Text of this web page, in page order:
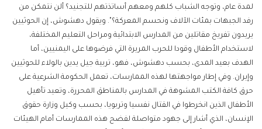
لمدة عام، وتوجه الشباب كلهم ومعهم أساتذتهم للتجنيد؟ ألن نتمكن من
رفد الجبهات بمئات الآلاف ونحسم المعركة؟". ويقول دهشوش، إن الحوثيين
يريدون تفريخ مقاتلين من المدارس الابتدائية ومراحل التعليم المختلفة،
لاستخدام الأطفال وقودا للحرب المريرة التي فرضوها على اليمنيين، أما
الهدف بعيد المدى، بحسب دهشوش، فهو، تربية جيل يدين بالولاء للحوثيين
وإيران. وفي إطار مواجهتها لهذه الممارسات، تعمل الحكومة الشرعية على
حرق كافة الكتب المشوهة في المدارس بالمناطق المحررة، وتعيد تأهيل
الأطفال الذين انخرطوا في القتال نفسيا وتربويا، بحسب وكيل وزارة حقوق
الإنسان، الذي أشار إلى جهود متواصلة لفضح هذه الممارسات أمام الهيئات